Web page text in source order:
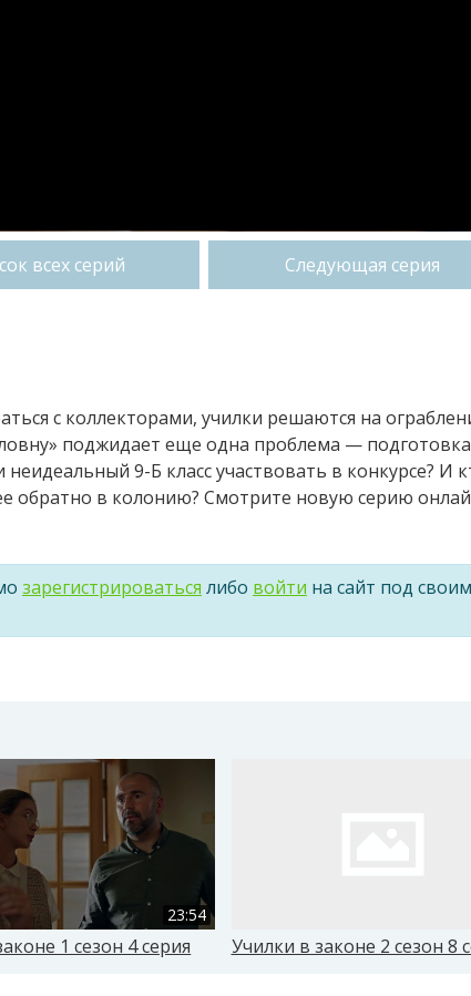
всех серий Следующая серия
с коллекторами, училки решаются на
поджидает еще одна проблема —
неидеальный 9-Б класс участвовать в конкурсе? И
обратно в колонию? Смотрите новую серию
зарегистрироваться либо войти на сайт под своим
23:54
1 сезон 4 серия Училки в законе 2 сезон 8